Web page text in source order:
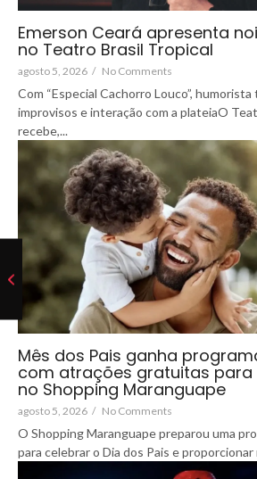
Emerson Ceará apresenta
no Teatro Brasil Tropical
agosto 5, 2026 / No Comments
Com “Especial Cachorro Louco”,
improvisos e interação com a plateiaO
recebe,...
Mês dos Pais ganha
com atrações gratuitas
no Shopping Maranguape
agosto 5, 2026 / No Comments
O Shopping Maranguape preparou uma
para celebrar o Dia dos Pais e